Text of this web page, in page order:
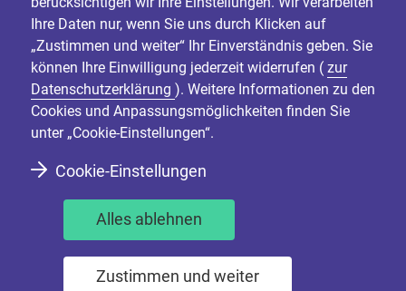
Ihre Daten nur, wenn Sie uns durch Klicken auf
„Zustimmen und weiter“ Ihr Einverständnis geben. Sie
können Ihre Einwilligung jederzeit widerrufen ( zur
Datenschutzerklärung ). Weitere Informationen zu den
Cookies und Anpassungsmöglichkeiten finden Sie
unter „Cookie-Einstellungen“.
Cookie-Einstellungen
Alles ablehnen
Zustimmen und weiter